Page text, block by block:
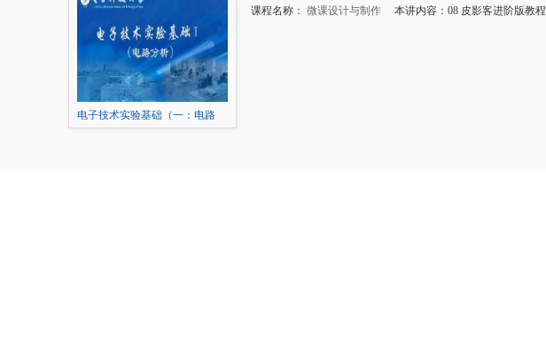
电子技术实验基础（一：电路
课程名称： 微课设计与制作 本讲内容：08 皮影客进阶版教程